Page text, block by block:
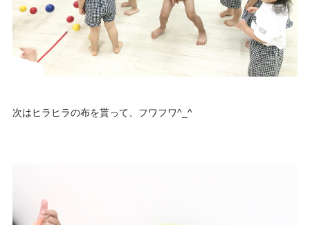
次はヒラヒラの布を貰って、フワフワ^_^